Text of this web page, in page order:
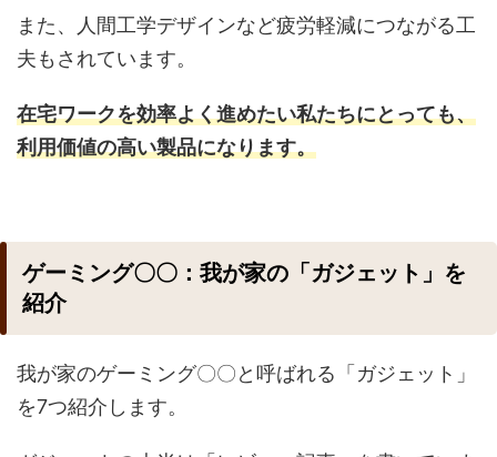
また、人間工学デザインなど疲労軽減につながる工
夫もされています。
在宅ワークを効率よく進めたい私たちにとっても、
利用価値の高い製品になります。
ゲーミング〇〇：我が家の「ガジェット」を
紹介
我が家のゲーミング〇〇と呼ばれる「ガジェット」
を7つ紹介します。